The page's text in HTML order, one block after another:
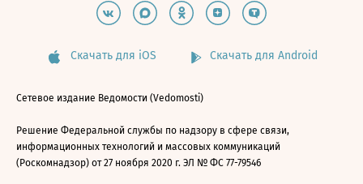
Скачать для iOS Скачать для Android
Сетевое издание Ведомости (Vedomosti)
Решение Федеральной службы по надзору в сфере связи,
информационных технологий и массовых коммуникаций
(Роскомнадзор) от 27 ноября 2020 г. ЭЛ № ФС 77-79546